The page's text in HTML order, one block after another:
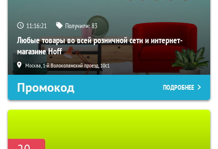
11:16:19 Получили:83
Любые товары во всей розничной сети и интернет-
магазине Hoff
Москва, 1-й Волоколамский проезд, 10с1
Промокод ПОДРОБНЕЕ